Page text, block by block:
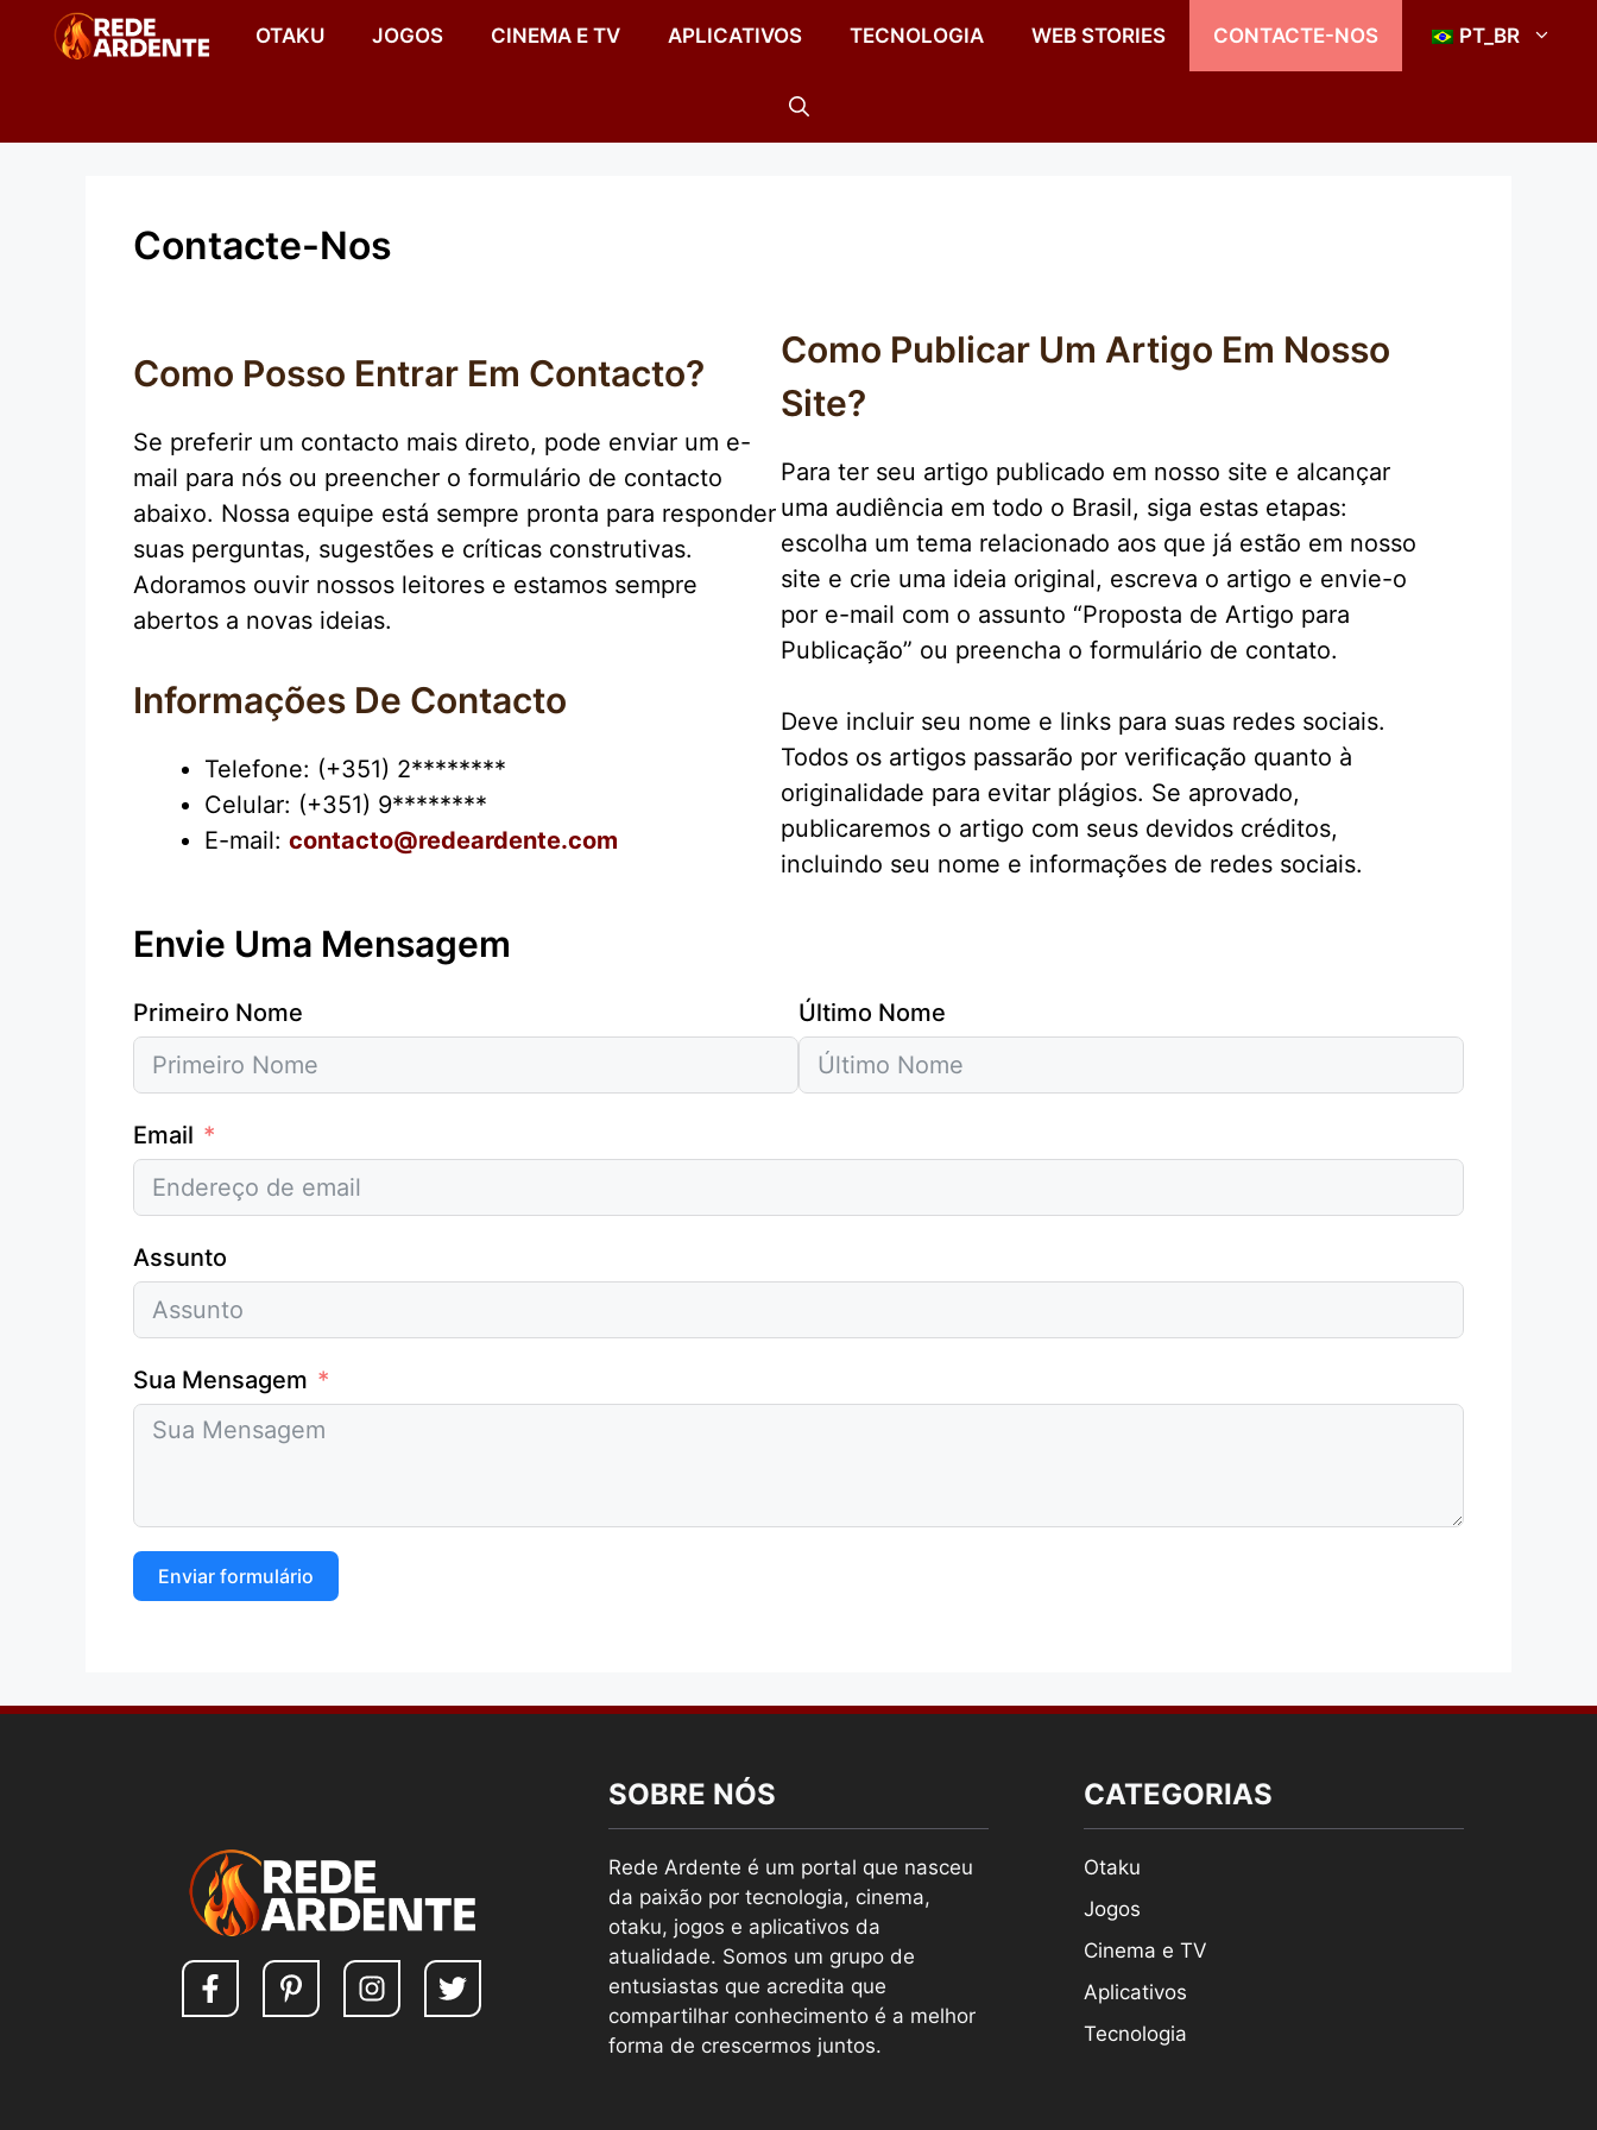
OTAKU JOGOS CINEMA E TV APLICATIVOS TECNOLOGIA WEB STORIES CONTACTE-NOS PT_BR
Contacte-Nos
Como Posso Entrar Em Contacto?
Se preferir um contacto mais direto, pode enviar um e-
mail para nós ou preencher o formulário de contacto
abaixo. Nossa equipe está sempre pronta para responder
suas perguntas, sugestões e críticas construtivas.
Adoramos ouvir nossos leitores e estamos sempre
abertos a novas ideias.
Informações De Contacto
Telefone: (+351) 2********
Celular: (+351) 9********
E-mail: contacto@redeardente.com
Como Publicar Um Artigo Em Nosso
Site?
Para ter seu artigo publicado em nosso site e alcançar
uma audiência em todo o Brasil, siga estas etapas:
escolha um tema relacionado aos que já estão em nosso
site e crie uma ideia original, escreva o artigo e envie-o
por e-mail com o assunto “Proposta de Artigo para
Publicação” ou preencha o formulário de contato.
Deve incluir seu nome e links para suas redes sociais.
Todos os artigos passarão por verificação quanto à
originalidade para evitar plágios. Se aprovado,
publicaremos o artigo com seus devidos créditos,
incluindo seu nome e informações de redes sociais.
Envie Uma Mensagem
Primeiro Nome Último Nome
Email
Assunto
Sua Mensagem
Enviar formulário
SOBRE NÓS
Rede Ardente é um portal que nasceu
da paixão por tecnologia, cinema,
otaku, jogos e aplicativos da
atualidade. Somos um grupo de
entusiastas que acredita que
compartilhar conhecimento é a melhor
forma de crescermos juntos.
CATEGORIAS
Otaku
Jogos
Cinema e TV
Aplicativos
Tecnologia